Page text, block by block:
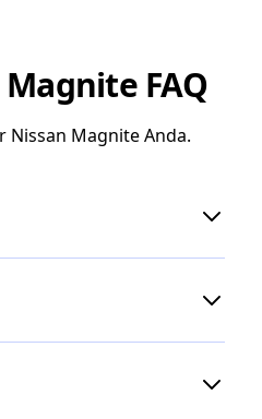
FAQ
Nissan Magnite Anda.